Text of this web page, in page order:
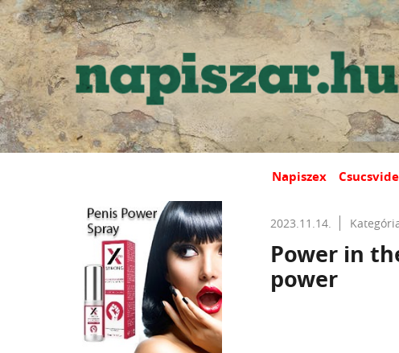
Napiszex
2023.11.14.
Power in
power